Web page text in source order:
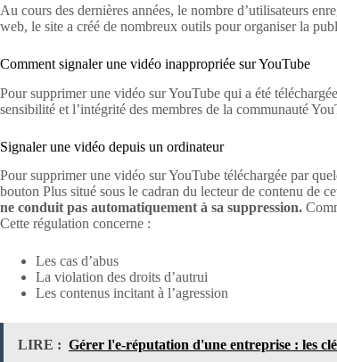
Au cours des dernières années, le nombre d’utilisateurs
web, le site a créé de nombreux outils pour organiser la
Comment signaler une vidéo inappropriée sur YouTube
Pour supprimer une vidéo sur YouTube qui a été
sensibilité et l’intégrité des membres de la communauté
Signaler une vidéo depuis un ordinateur
Pour supprimer une vidéo sur YouTube téléchargée par
bouton Plus situé sous le cadran du lecteur de contenu de
ne conduit pas automatiquement à sa suppression.
Cette régulation concerne :
Les cas d’abus
La violation des droits d’autrui
Les contenus incitant à l’agression
LIRE : Gérer l'e-réputation d'une entreprise : les